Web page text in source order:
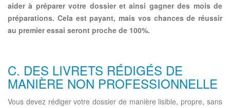
aider à préparer votre dossier et ainsi gagner des mois de
préparations. Cela est payant, mais vos chances de réussir
au premier essai seront proche de 100%.
C. DES LIVRETS RÉDIGÉS DE
MANIÈRE NON PROFESSIONNELLE
Vous devez rédiger votre dossier de manière lisible, propre, sans